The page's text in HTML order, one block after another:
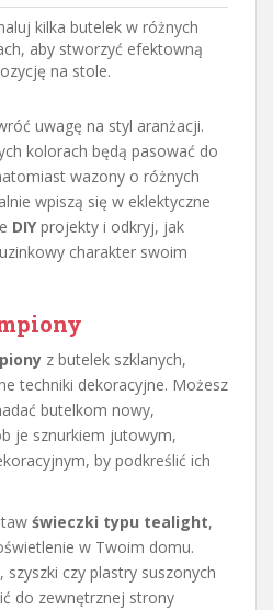
kilka butelek w różnych
aby stworzyć efektowną
na stole.
uwagę na styl aranżacji.
kolorach będą pasować do
wazony o różnych
wpiszą się w eklektyczne
DIYprojekty i odkryj, jak
charakter swoim
z butelek szklanych,
techniki dekoracyjne. Możesz
butelkom nowy,
je sznurkiem jutowym,
by podkreślić ich
świeczki typu tealight,
w Twoim domu.
czy plastry suszonych
do zewnętrznej strony